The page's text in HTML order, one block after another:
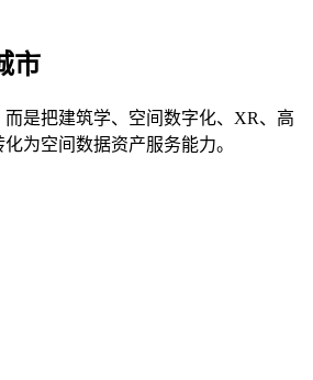
市
是把建筑学、空间数字化、XR、高
为空间数据资产服务能力。